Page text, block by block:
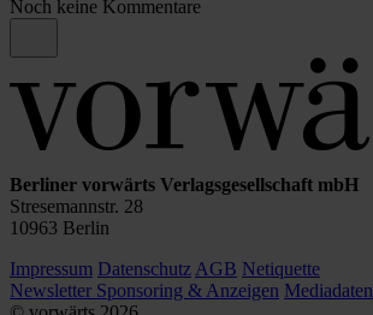
Noch keine Kommentare
Berliner vorwärts Verlagsgesellschaft mbH
Stresemannstr. 28
10963 Berlin
Impressum Datenschutz AGB Netiquette
Newsletter Sponsoring & Anzeigen Mediadaten